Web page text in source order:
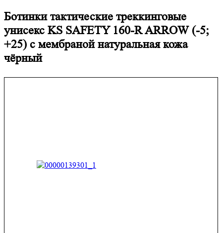
Ботинки тактические треккинговые
унисекс KS SAFETY 160-R ARROW (-5;
+25) с мембраной натуральная кожа
чёрный